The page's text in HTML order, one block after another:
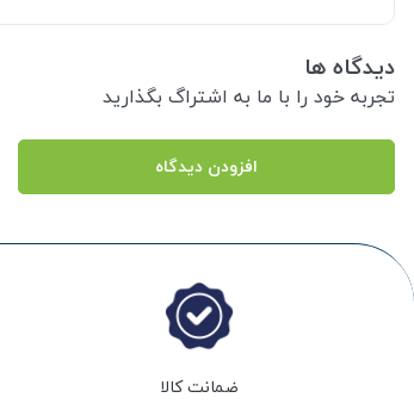
دیدگاه ها
تجربه خود را با ما به اشتراگ بگذارید
افزودن دیدگاه
ضمانت کالا